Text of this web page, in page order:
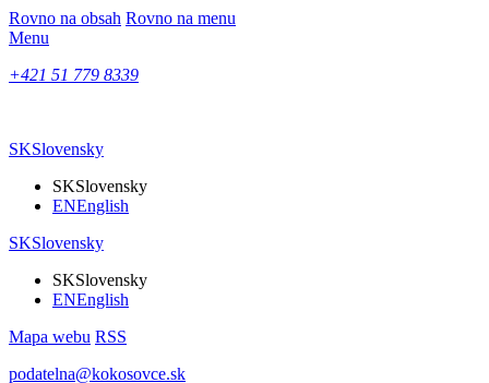
Rovno na obsah Rovno na menu
Menu
+421 51 779 8339
SKSlovensky
SKSlovensky
ENEnglish
SKSlovensky
SKSlovensky
ENEnglish
Mapa webu RSS
podatelna@kokosovce.sk